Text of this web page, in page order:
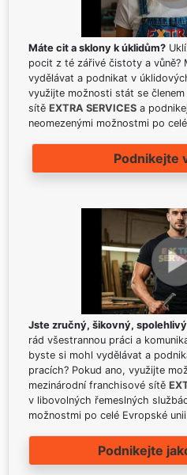
Máte cit a sklony k úklidům?
pocit z té zářivé čistoty a vůně?
vydělávat a podnikat v
využijte možnosti stát se
sítě EXTRA SERVICES a
neomezenými možnostmi po
Podnikejte
Jste zručný, šikovný,
rád všestrannou práci a
byste si mohl vydělávat a
pracích? Pokud ano, využijte
mezinárodní franchisové sítě
v libovolných řemeslných
možnostmi po celé Evropské
Podnikejte